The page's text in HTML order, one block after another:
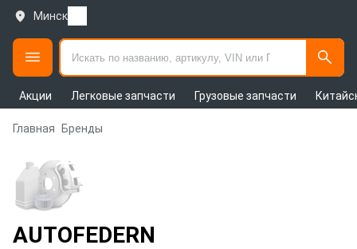
Минск
Акции Легковые запчасти Грузовые запчасти
Главная Бренды
AUTOFEDERN